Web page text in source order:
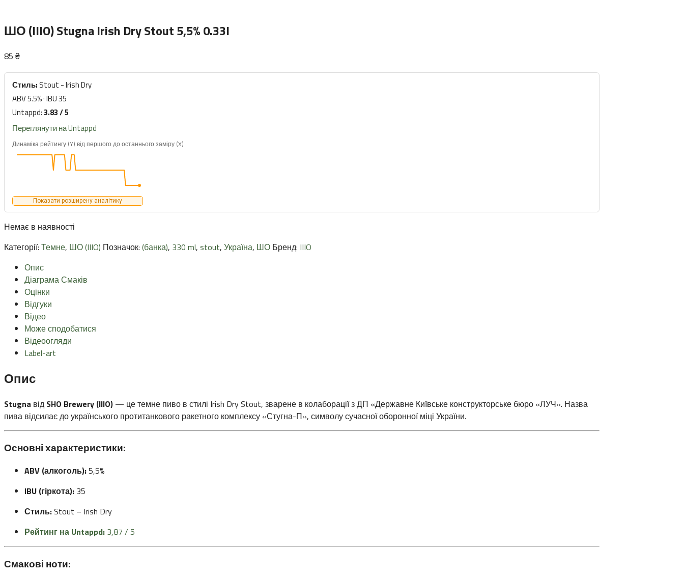
ШО (IIIO) Stugna Irish Dry Stout 5,5% 0.33l
85 ₴
Стиль: Stout - Irish Dry
ABV 5.5% · IBU 35
Untappd:3.83 / 5
Переглянути на Untappd
Динаміка рейтингу (Y) від першого до останнього заміру (X)
Показати розширену аналітику
Немає в наявності
Категорії: Темне, ШО (IIIO) Позначок: (банка), 330 ml, stout, Україна, ШО Бренд: IIIO
Опис
Діаграма Смаків
Оцінки
Відгуки
Відео
Може сподобатися
Відеоогляди
Label-art
Опис
Stugna від SHO Brewery (IIIO) — це темне пиво в стилі Irish Dry Stout, зварене в колаборації з ДП «Державне Київське конструкторське бюро «ЛУЧ». Назва
пива відсилає до українського протитанкового ракетного комплексу «Стугна-П», символу сучасної оборонної міці України.
Основні характеристики:
ABV (алкоголь):5,5%
IBU (гіркота): 35
Стиль:Stout – Irish Dry
Рейтинг на Untappd: 3,87 / 5
Смакові ноти: